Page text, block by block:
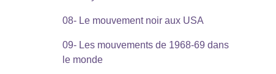
08- Le mouvement noir aux USA
09- Les mouvements de 1968-69 dans
le monde